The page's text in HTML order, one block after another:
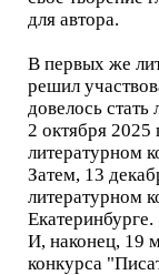
для автора.
В первых же
решил
довелось стать
2 октября 2025
литературном
Затем, 13
литературном
Екатеринбурге.
И, наконец, 19
конкурса